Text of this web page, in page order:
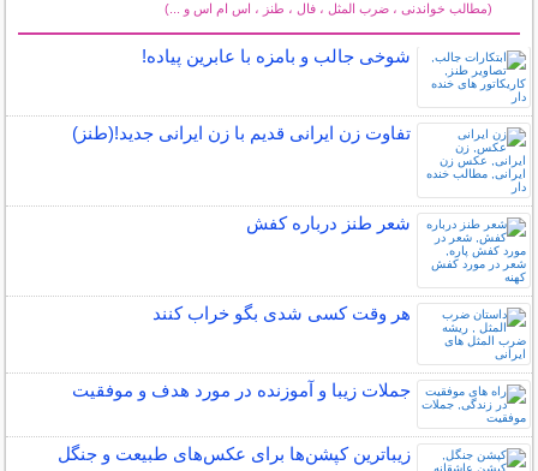
(مطالب خواندنی ، ضرب المثل ، فال ، طنز ، اس ام اس و ...)
شوخی جالب و بامزه با عابرین پیاده!
تفاوت زن ایرانی قدیم با زن ایرانی جدید!(طنز)
شعر طنز درباره کفش
هر وقت کسی شدی بگو خراب کنند
جملات زیبا و آموزنده در مورد هدف و موفقیت
زیباترین کپشن‌ها برای عکس‌های طبیعت و جنگل